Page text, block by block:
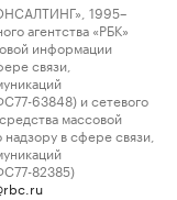
1995–
агентства «РБК»
информации
связи,
63848) и сетевого
массовой
в сфере связи,
82385)